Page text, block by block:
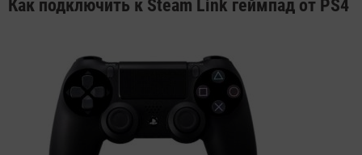
Как подключить к Steam Link геймпад от PS4